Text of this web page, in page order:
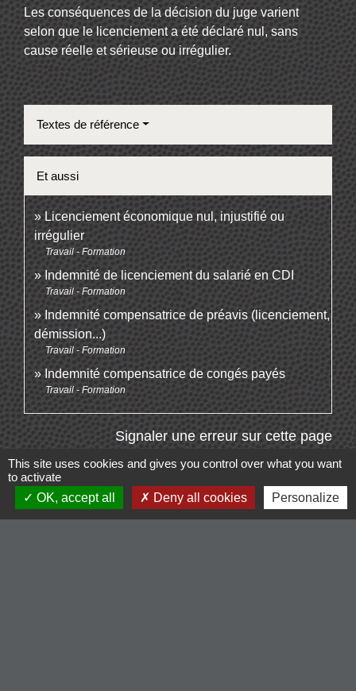
Les conséquences de la décision du juge varient
selon que le licenciement a été déclaré nul, sans
cause réelle et sérieuse ou irrégulier.
Textes de référence
Et aussi
Licenciement économique nul, injustifié ou
irrégulier
Travail - Formation
Indemnité de licenciement du salarié en CDI
Travail - Formation
Indemnité compensatrice de préavis (licenciement,
démission...)
Travail - Formation
Indemnité compensatrice de congés payés
Travail - Formation
Signaler une erreur sur cette page
This site uses cookies and gives you control over what you want
to activate
OK, accept all
Deny all cookies Personalize